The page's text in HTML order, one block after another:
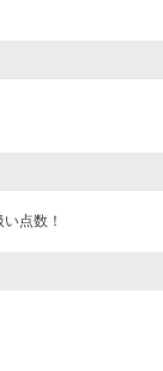
点数！